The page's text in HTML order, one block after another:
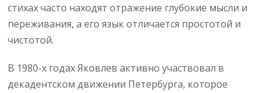
стихах часто находят отражение глубокие мысли и
переживания, а его язык отличается простотой и
чистотой.
В 1980-х годах Яковлев активно участвовал в
декадентском движении Петербурга, которое